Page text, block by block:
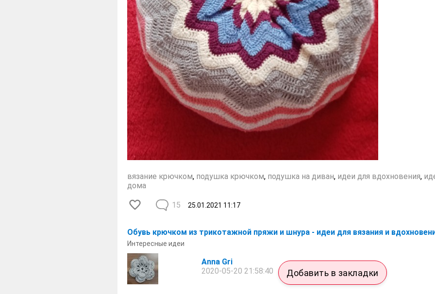
вязание крючком, подушка крючком, подушка на диван, идеи для вдохновения,
дома
25.01.2021 11:17
15
​Обувь крючком из трикотажной пряжи и шнура - идеи для вязания и
Интересные идеи
Anna Gri
2020-05-20 21:58:40
Добавить в закладки